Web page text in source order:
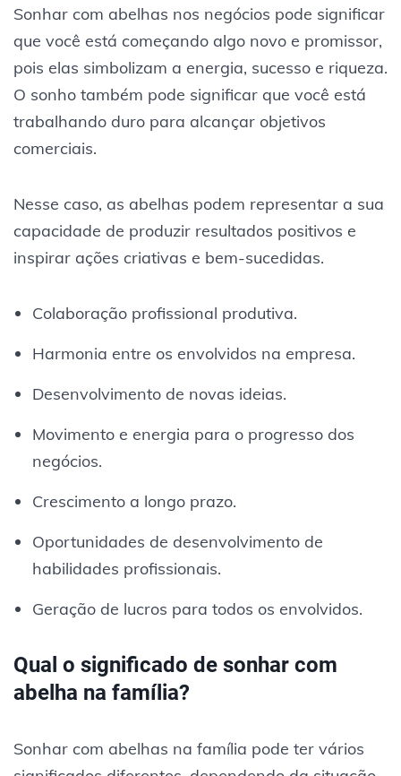
Sonhar com abelhas nos negócios pode significar
que você está começando algo novo e promissor,
pois elas simbolizam a energia, sucesso e riqueza.
O sonho também pode significar que você está
trabalhando duro para alcançar objetivos
comerciais.
Nesse caso, as abelhas podem representar a sua
capacidade de produzir resultados positivos e
inspirar ações criativas e bem-sucedidas.
Colaboração profissional produtiva.
Harmonia entre os envolvidos na empresa.
Desenvolvimento de novas ideias.
Movimento e energia para o progresso dos
negócios.
Crescimento a longo prazo.
Oportunidades de desenvolvimento de
habilidades profissionais.
Geração de lucros para todos os envolvidos.
Qual o significado de sonhar com
abelha na família?
Sonhar com abelhas na família pode ter vários